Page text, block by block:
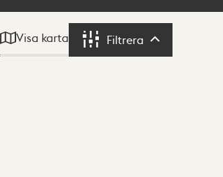
Visa karta Filtrera Filtrera